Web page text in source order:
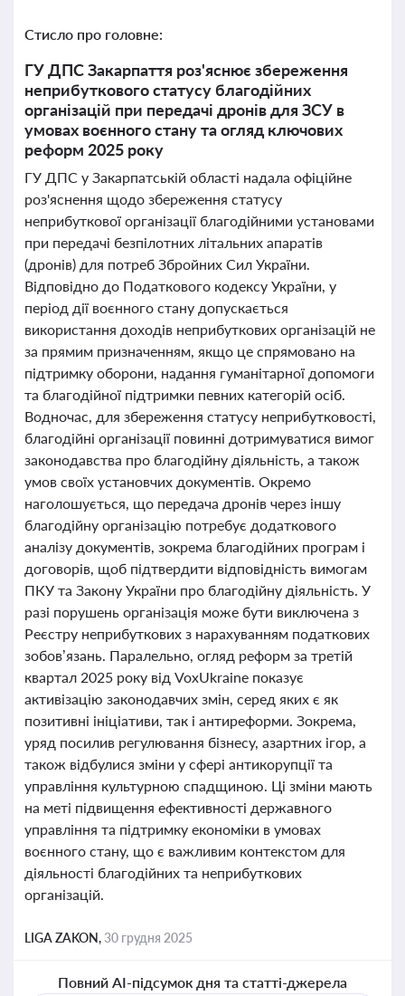
Стисло про головне:
ГУ ДПС Закарпаття роз'яснює збереження
неприбуткового статусу благодійних
організацій при передачі дронів для ЗСУ в
умовах воєнного стану та огляд ключових
реформ 2025 року
ГУ ДПС у Закарпатській області надала офіційне
роз'яснення щодо збереження статусу
неприбуткової організації благодійними установами
при передачі безпілотних літальних апаратів
(дронів) для потреб Збройних Сил України.
Відповідно до Податкового кодексу України, у
період дії воєнного стану допускається
використання доходів неприбуткових організацій не
за прямим призначенням, якщо це спрямовано на
підтримку оборони, надання гуманітарної допомоги
та благодійної підтримки певних категорій осіб.
Водночас, для збереження статусу неприбутковості,
благодійні організації повинні дотримуватися вимог
законодавства про благодійну діяльність, а також
умов своїх установчих документів. Окремо
наголошується, що передача дронів через іншу
благодійну організацію потребує додаткового
аналізу документів, зокрема благодійних програм і
договорів, щоб підтвердити відповідність вимогам
ПКУ та Закону України про благодійну діяльність. У
разі порушень організація може бути виключена з
Реєстру неприбуткових з нарахуванням податкових
зобов’язань. Паралельно, огляд реформ за третій
квартал 2025 року від VoxUkraine показує
активізацію законодавчих змін, серед яких є як
позитивні ініціативи, так і антиреформи. Зокрема,
уряд посилив регулювання бізнесу, азартних ігор, а
також відбулися зміни у сфері антикорупції та
управління культурною спадщиною. Ці зміни мають
на меті підвищення ефективності державного
управління та підтримку економіки в умовах
воєнного стану, що є важливим контекстом для
діяльності благодійних та неприбуткових
організацій.
LIGA ZAKON,30 грудня 2025
Повний AI-підсумок дня та статті-джерела